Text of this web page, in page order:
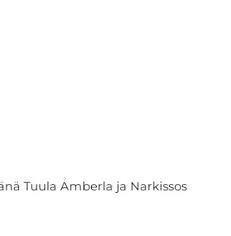
Tuula Amberla ja Narkissos